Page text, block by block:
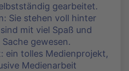
gearbeitet.
Sie stehen voll hinter
mit viel Spaß und
gewesen.
ein tolles Medienprojekt,
Medienarbeit